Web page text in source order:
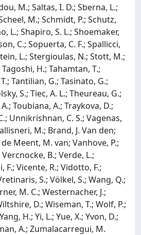
M.; Saltas, I. D.; Sberna, L.;
M.; Schmidt, P.; Schutz,
L.; Shapiro, S. L.; Shoemaker,
C.; Sopuerta, C. F.; Spallicci,
L.; Stergioulas, N.; Stott, M.;
H.; Tahamtan, T.;
Tantilian, G.; Tasinato, G.;
S.; Tiec, A. L.; Theureau, G.;
Toubiana, A.; Traykova, D.;
Unnikrishnan, C. S.; Vagenas,
M.; Brand, J. Van den;
Meent, M. van; Vanhove, P.;
B.; Verde, L.;
F.; Vicente, R.; Vidotto, F.;
S.; Völkel, S.; Wang, Q.;
M. C.; Westernacher, J.;
D.; Wiseman, T.; Wolf, P.;
H.; Yi, L.; Yue, X.; Yvon, D.;
A.; Zumalacarregui, M.